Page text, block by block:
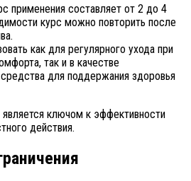
применения составляет от 2 до 4
курс можно повторить после
как для регулярного ухода при
так и в качестве
для поддержания здоровья
является ключом к эффективности
действия.